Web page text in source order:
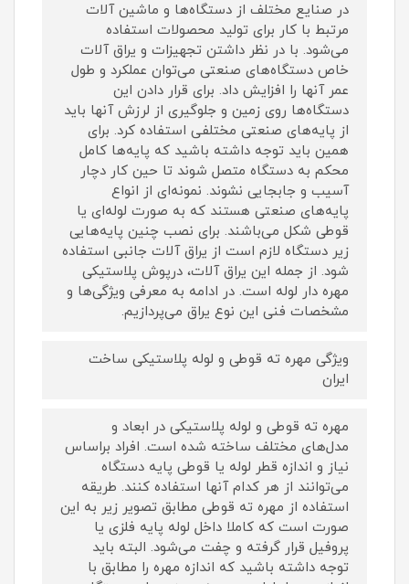
در صنایع مختلف از دستگاه‌ها و ماشین آلات
مرتبط با کار برای تولید محصولات استفاده
می‌شود. با در نظر داشتن تجهیزات و یراق‌ آلات
خاص دستگاه‌های صنعتی می‌توان عملکرد و طول
عمر آنها را افزایش داد. برای قرار دادن این
دستگاه‌ها روی زمین و جلوگیری از لرزش آنها باید
از پایه‌های صنعتی مختلفی استفاده کرد. برای
همین باید توجه داشته باشید که پایه‌ها کامل
محکم به دستگاه متصل شوند تا حین کار دچار
آسیب و جابجایی نشوند. نمونه‌ای از انواع
پایه‌های صنعتی هستند که به صورت لوله‌ای یا
قوطی شکل می‌باشند. برای نصب چنین پایه‌هایی
زیر دستگاه لازم است از یراق آلات جانبی استفاده
شود. از جمله این یراق آلات، درپوش پلاستیکی
مهره دار لوله است. در ادامه به معرفی ویژگی‌ها و
مشخصات فنی این نوع یراق می‌پردازیم.
ویژگی مهره ته قوطی و لوله پلاستیکی ساخت
ایران
مهره ته قوطی و لوله پلاستیکی در ابعاد و
مدل‌های مختلف ساخته شده است. افراد براساس
نیاز و اندازه قطر لوله یا قوطی پایه دستگاه
می‌توانند از هر کدام آنها استفاده کنند. طریقه
استفاده از مهره ته قوطی مطابق تصویر زیر به این
صورت است که کاملا داخل لوله پایه فلزی یا
پروفیل قرار گرفته و چفت می‌شود. البته باید
توجه داشته باشید که اندازه مهره را مطابق با